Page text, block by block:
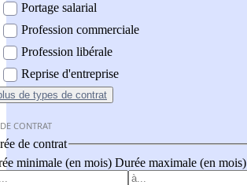
Portage salarial
Profession commerciale
Profession libérale
Reprise d'entreprise
de types de contrat
CONTRAT
de contrat
minimale (en mois) Durée maximale (en mois)